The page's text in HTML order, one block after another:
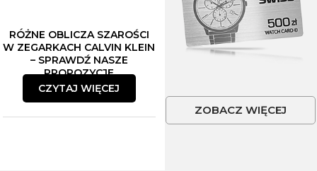
RÓŻNE OBLICZA SZAROŚCI
W ZEGARKACH CALVIN KLEIN
– SPRAWDŹ NASZE
PROPOZYCJE
CZYTAJ WIĘCEJ
ZOBACZ WIĘCEJ